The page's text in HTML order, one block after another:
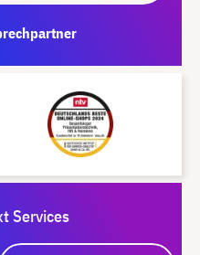
Services